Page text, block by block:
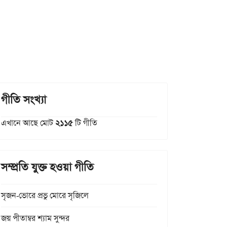
গীতি সংখ্যা
এখানে আছে মোট২১১৫টি গীতি
সম্প্রতি যুক্ত হওয়া গীতি
সৃজন-ভোরে প্রভু মোরে সৃজিলে
জয় পীতাম্বর শ্যাম সুন্দর